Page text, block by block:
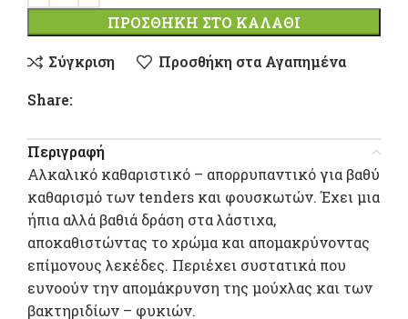
ΠΡΟΣΘΉΚΗ ΣΤΟ ΚΑΛΆΘΙ
Σύγκριση
Προσθήκη στα Αγαπημένα
Share:
Περιγραφή
Αλκαλικό καθαριστικό – απορρυπαντικό για βαθύ
καθαρισμό των tenders και φουσκωτών. Έχει μια
ήπια αλλά βαθιά δράση στα λάστιχα,
αποκαθιστώντας το χρώμα και απομακρύνοντας
επίμονους λεκέδες. Περιέχει συστατικά που
ευνοούν την απομάκρυνση της μούχλας και των
βακτηριδίων – φυκιών.